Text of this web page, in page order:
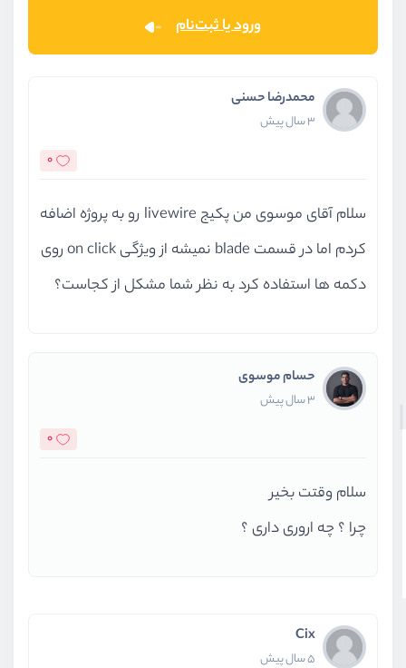
ورود یا ثبت‌نام
محمدرضا حسنی
3 سال پیش
0
سلام آقای موسوی من پکیج livewire رو به پروژه اضافه
کردم اما در قسمت blade نمیشه از ویژگی on click روی
دکمه ها استفاده کرد به نظر شما مشکل از کجاست؟
حسام موسوی
3 سال پیش
0
سلام وقتت بخیر
چرا ؟ چه اروری داری ؟
Cix
5 سال پیش